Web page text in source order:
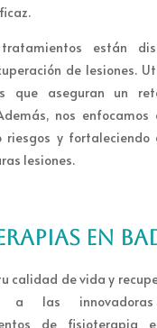
tratamientos están
de lesiones.
que aseguran un
nos enfocamos
riesgos y fortaleciendo
lesiones.
EN
calidad de vida y
a las
de fisioterapia